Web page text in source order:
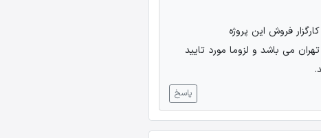
فروش این پروژه
نبوده،نیــــــــستیم و نخواهیم بود. مطالبی که در سایت ذکر شده صرفا جهت اطلاع رسانی پروژه های منطقه 22 تهران می باشد و لزوما مورد تایید
پاسخ